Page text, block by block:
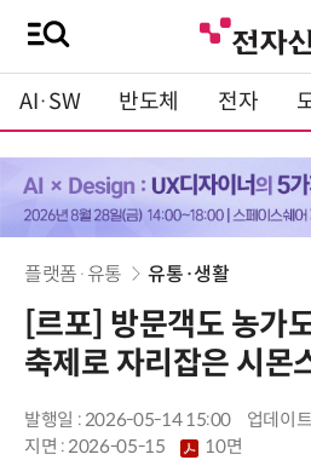
AI·SW 반도체 전자
플랫폼·유통 유통·생활
[르포] 방문객도 농가
축제로 자리잡은 시몬
발행일 : 2026-05-14 15:00
업데이
지면 :2026-05-15 10면